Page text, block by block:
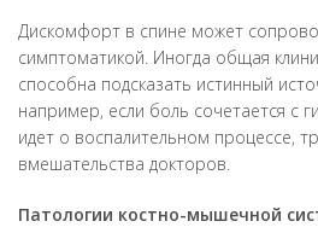
Дискомфорт в спине может
симптоматикой. Иногда общая
способна подсказать истинный
например, если боль сочетается с
идет о воспалительном процессе,
вмешательства докторов.
Патологии костно-мышечной